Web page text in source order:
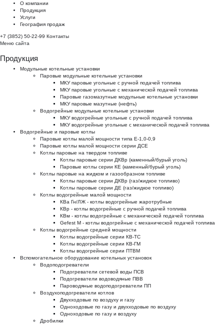
О компании
Продукция
Услуги
География продаж
+7 (3852) 50-22-99 Контакты
Меню сайта
Продукция
Модульные котельные установки
Паровые модульные котельные установки
МКУ паровые угольные с ручной подачей топлива
МКУ паровые угольные с механической подачей топлива
Паровые газомазутные модульные котельные установки
МКУ паровые мазутные (нефть)
Водогрейные модульные котельные установки
МКУ водогрейные угольные с ручной подачей топлива
МКУ водогрейные угольные с механической подачей топлива
Водогрейные и паровые котлы
Паровые котлы малой мощности типа Е-1,0-0,9
Паровые котлы малой мощности серии ДСЕ
Котлы паровые на твердом топливе
Котлы паровые серии ДКВр (каменный/бурый уголь)
Паровые котлы серии КЕ (каменный/бурый уголь)
Котлы паровые на жидком и газообразном топливе
Котлы паровые серии ДКВр (газ/жидкое топливо)
Котлы паровые серии ДЕ (газ/жидкое топливо)
Котлы водогрейные малой мощности
КВа Гн/ЛЖ - котлы водогрейные жаротрубные
КВр - котлы водогрейные с ручной подачей топлива
КВм - котлы водогрейные с механической подачей топлива
Gefest M - котлы водогрейные с механической подачей топлива
Котлы водогрейные средней мощности
Котлы водогрейные серии КВ-ТС
Котлы водогрейные серии КВ-ГМ
Котлы водогрейные серии ПТВМ
Вспомогательное оборудование котельных установок
Водоподогреватели
Подогреватели сетевой воды ПСВ
Подогреватели водоводяные ПВВ
Пароводяные водоподогреватели ПП
Воздухоподогреватели котлов
Двухходовые по воздуху и газу
Одноходовые по газу и двухходовые по воздуху
Одноходовые по газу и воздуху
Дробилки